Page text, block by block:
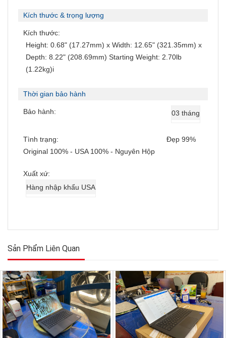
Kích thước & trọng lượng
Kích thước:
Height: 0.68" (17.27mm) x Width: 12.65" (321.35mm) x
Depth: 8.22" (208.69mm) Starting Weight: 2.70lb
(1.22kg)i
Thời gian bảo hành
Bảo hành: 03 tháng
Tình trạng:
Đẹp 99%
Original 100% - USA 100% - Nguyên Hộp
Xuất xứ:
Hàng nhập khẩu USA
Sản Phẩm Liên Quan